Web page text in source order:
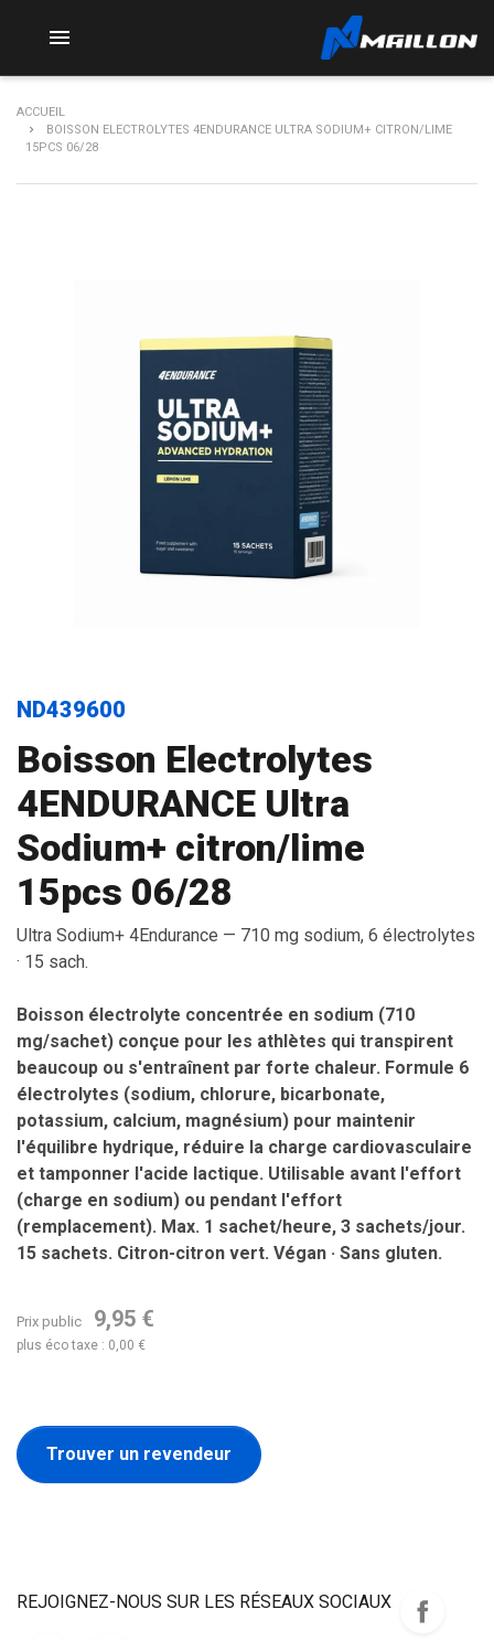

ACCUEIL
BOISSON ELECTROLYTES 4ENDURANCE ULTRA SODIUM+ CITRON/LIME
15PCS 06/28
ND439600
Boisson Electrolytes
4ENDURANCE Ultra
Sodium+ citron/lime
15pcs 06/28
Ultra Sodium+ 4Endurance — 710 mg sodium, 6 électrolytes
· 15 sach.
Boisson électrolyte concentrée en sodium (710
mg/sachet) conçue pour les athlètes qui transpirent
beaucoup ou s'entraînent par forte chaleur. Formule 6
électrolytes (sodium, chlorure, bicarbonate,
potassium, calcium, magnésium) pour maintenir
l'équilibre hydrique, réduire la charge cardiovasculaire
et tamponner l'acide lactique. Utilisable avant l'effort
(charge en sodium) ou pendant l'effort
(remplacement). Max. 1 sachet/heure, 3 sachets/jour.
15 sachets. Citron-citron vert. Végan · Sans gluten.
Prix public 9,95 €
plus éco taxe : 0,00 €
Trouver un revendeur
REJOIGNEZ-NOUS SUR LES RÉSEAUX SOCIAUX